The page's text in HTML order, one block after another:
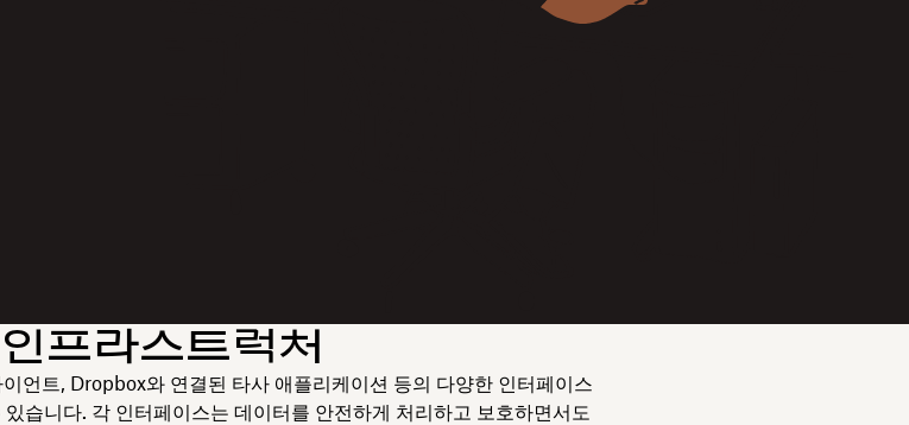
프라스트럭처
언트, Dropbox와 연결된 타사 애플리케이션 등의 다양한 인터페이스
습니다. 각 인터페이스는 데이터를 안전하게 처리하고 보호하면서도